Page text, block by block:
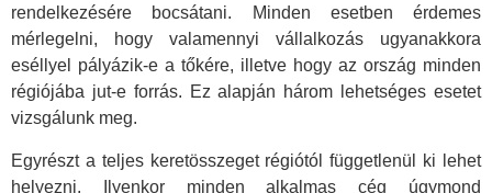
rendelkezésére bocsátani. Minden esetben érdemes
mérlegelni, hogy valamennyi vállalkozás ugyanakkora
eséllyel pályázik-e a tőkére, illetve hogy az ország minden
régiójába jut-e forrás. Ez alapján három lehetséges esetet
vizsgálunk meg.
Egyrészt a teljes keretösszeget régiótól függetlenül ki lehet
helyezni. Ilyenkor minden alkalmas cég úgymond